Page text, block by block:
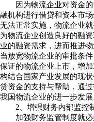
因为物流企业对资金
融机构进行借贷和资本市
无法正常实施，物流企业
为物流企业创造良好的融
业的融资需求，进而推进
当放宽物流企业的审批条
保证的物流企业上市，增
构结合国家产业发展的现
贷资金的支持与帮助，通
我国物流企业的进一步发展
2、增强财务内部监控
加强财务监管制度就